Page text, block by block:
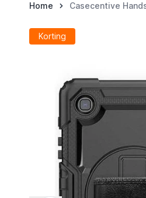
Home Casecentive
Korting